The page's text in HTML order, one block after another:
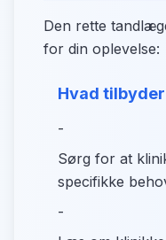
Den rette
for din oplevelse:
Hvad
-
Sørg for at
specifikke
-